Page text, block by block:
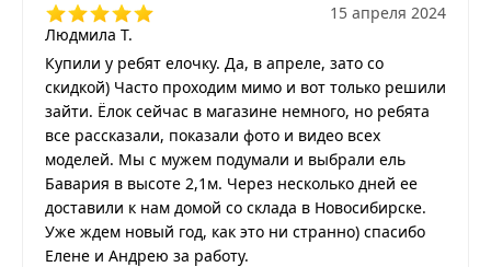
Людмила Т.
15 апреля 2024
Купили у ребят елочку. Да, в апреле, зато со
скидкой) Часто проходим мимо и вот только решили
зайти. Ёлок сейчас в магазине немного, но ребята
все рассказали, показали фото и видео всех
моделей. Мы с мужем подумали и выбрали ель
Бавария в высоте 2,1м. Через несколько дней ее
доставили к нам домой со склада в Новосибирске.
Уже ждем новый год, как это ни странно) спасибо
Елене и Андрею за работу.